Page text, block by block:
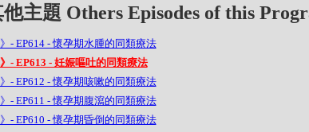
主題 Others Episodes of this
- EP614 - 懷孕期水腫的同類療法
- EP613 - 妊娠嘔吐的同類療法
- EP612 - 懷孕期咳嗽的同類療法
- EP611 - 懷孕期腹瀉的同類療法
- EP610 - 懷孕期昏倒的同類療法